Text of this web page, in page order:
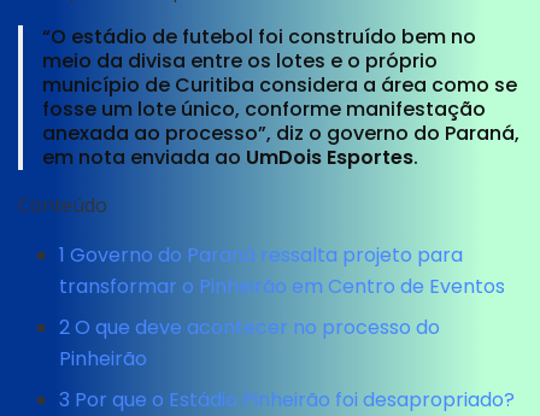
“O estádio de futebol foi construído bem no
meio da divisa entre os lotes e o próprio
município de Curitiba considera a área como se
fosse um lote único, conforme manifestação
anexada ao processo”, diz o governo do Paraná,
em nota enviada ao UmDois Esportes.
Conteúdo
1 Governo do Paraná ressalta projeto para
transformar o Pinheirão em Centro de Eventos
2O que deve acontecer no processo do
Pinheirão
3 Por que o Estádio Pinheirão foi desapropriado?